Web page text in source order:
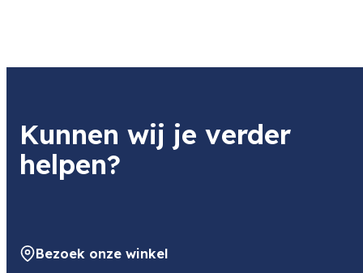
Kunnen wij je verder
helpen?
Bezoek onze winkel